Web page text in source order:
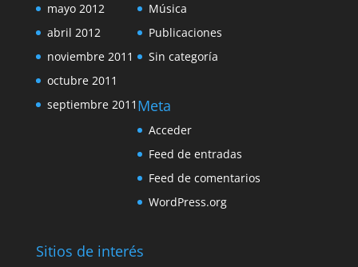
mayo 2012
abril 2012
noviembre 2011
octubre 2011
septiembre 2011
Música
Publicaciones
Sin categoría
Meta
Acceder
Feed de entradas
Feed de comentarios
WordPress.org
Sitios de interés